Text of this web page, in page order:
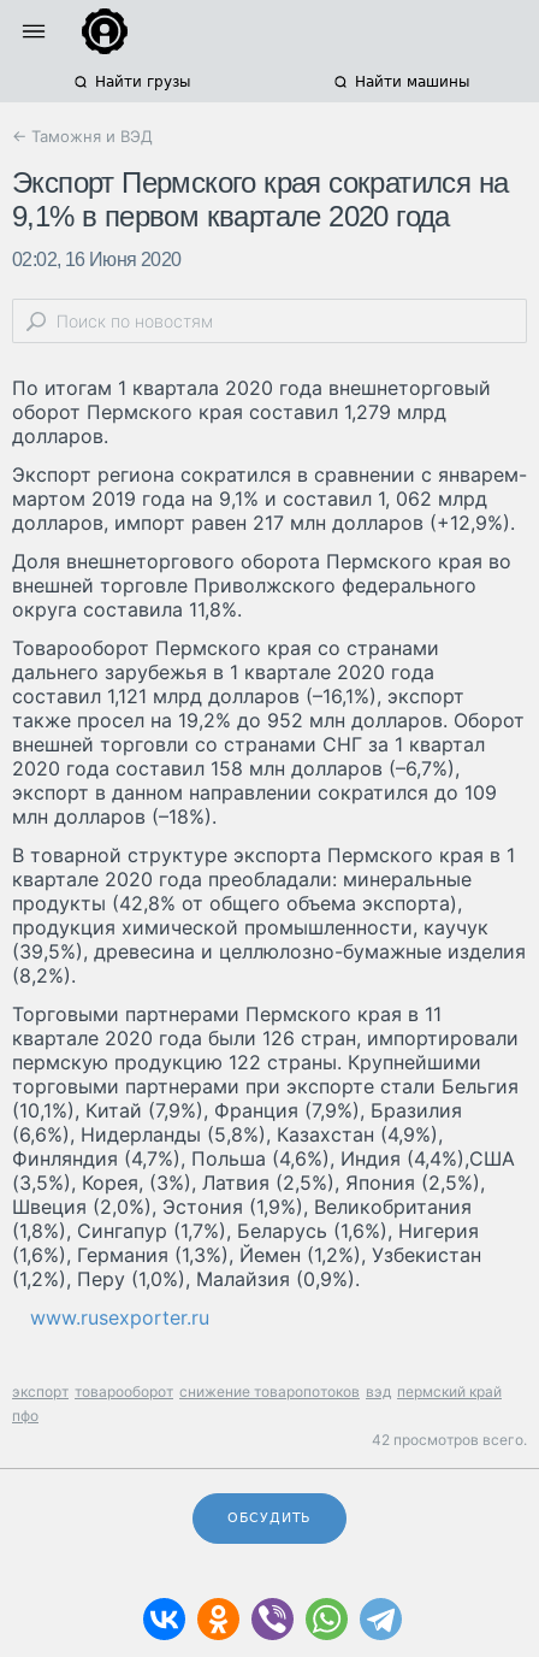
Найти грузы Найти машины
← Таможня и ВЭД
Экспорт Пермского края сократился на
9,1% в первом квартале 2020 года
02:02, 16 Июня 2020
По итогам 1 квартала 2020 года внешнеторговый
оборот Пермского края составил 1,279 млрд
долларов.
Экспорт региона сократился в сравнении с январем-
мартом 2019 года на 9,1% и составил 1, 062 млрд
долларов, импорт равен 217 млн долларов (+12,9%).
Доля внешнеторгового оборота Пермского края во
внешней торговле Приволжского федерального
округа составила 11,8%.
Товарооборот Пермского края со странами
дальнего зарубежья в 1 квартале 2020 года
составил 1,121 млрд долларов (–16,1%), экспорт
также просел на 19,2% до 952 млн долларов. Оборот
внешней торговли со странами СНГ за 1 квартал
2020 года составил 158 млн долларов (–6,7%),
экспорт в данном направлении сократился до 109
млн долларов (–18%).
В товарной структуре экспорта Пермского края в 1
квартале 2020 года преобладали: минеральные
продукты (42,8% от общего объема экспорта),
продукция химической промышленности, каучук
(39,5%), древесина и целлюлозно-бумажные изделия
(8,2%).
Торговыми партнерами Пермского края в 11
квартале 2020 года были 126 стран, импортировали
пермскую продукцию 122 страны. Крупнейшими
торговыми партнерами при экспорте стали Бельгия
(10,1%), Китай (7,9%), Франция (7,9%), Бразилия
(6,6%), Нидерланды (5,8%), Казахстан (4,9%),
Финляндия (4,7%), Польша (4,6%), Индия (4,4%),США
(3,5%), Корея, (3%), Латвия (2,5%), Япония (2,5%),
Швеция (2,0%), Эстония (1,9%), Великобритания
(1,8%), Сингапур (1,7%), Беларусь (1,6%), Нигерия
(1,6%), Германия (1,3%), Йемен (1,2%), Узбекистан
(1,2%), Перу (1,0%), Малайзия (0,9%).
www.rusexporter.ru
экспорт товарооборот снижение товаропотоков вэд пермский край
пфо
42 просмотров всего.
ОБСУДИТЬ